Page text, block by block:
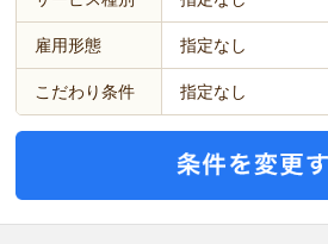
雇用形態 指定なし
こだわり条件 指定なし